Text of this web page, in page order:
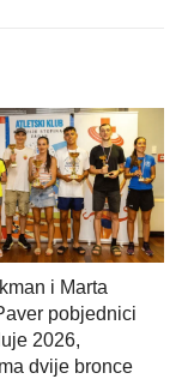
i Marta
pobjednici
2026,
dvije bronce